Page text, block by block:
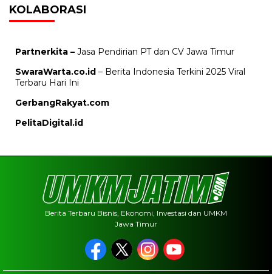
KOLABORASI
Partnerkita – Jasa Pendirian PT dan CV Jawa Timur
SwaraWarta.co.id – Berita Indonesia Terkini 2025 Viral
Terbaru Hari Ini
GerbangRakyat.com
PelitaDigital.id
Berita Terbaru Bisnis, Ekonomi, Investasi dan UMKM
Jawa Timur